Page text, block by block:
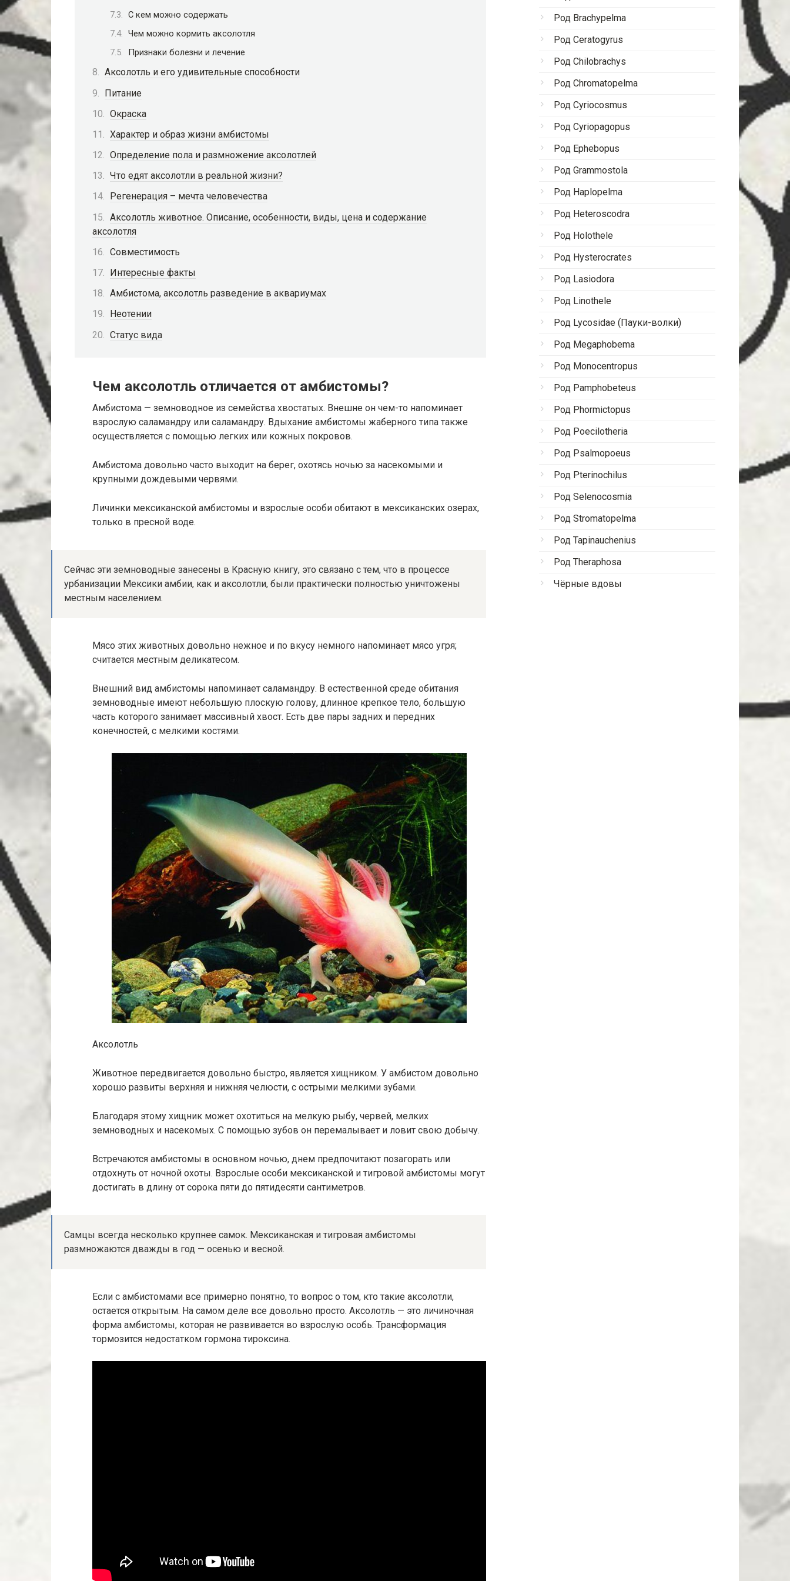
С кем можно содержать
Чем можно кормить аксолотля
Признаки болезни и лечение
Аксолотль и его удивительные способности
Питание
Окраска
Характер и образ жизни амбистомы
Определение пола и размножение аксолотлей
Что едят аксолотли в реальной жизни?
Регенерация – мечта человечества
Аксолотль животное. Описание, особенности, виды, цена и содержание
аксолотля
Совместимость
Интересные факты
Амбистома, аксолотль разведение в аквариумах
Неотении
Статус вида
Чем аксолотль отличается от амбистомы?
Амбистома — земноводное из семейства хвостатых. Внешне он чем-то напоминает
взрослую саламандру или саламандру. Вдыхание амбистомы жаберного типа также
осуществляется с помощью легких или кожных покровов.
Амбистома довольно часто выходит на берег, охотясь ночью за насекомыми и
крупными дождевыми червями.
Личинки мексиканской амбистомы и взрослые особи обитают в мексиканских озерах,
только в пресной воде.
Сейчас эти земноводные занесены в Красную книгу, это связано с тем, что в процессе
урбанизации Мексики амбии, как и аксолотли, были практически полностью уничтожены
местным населением.
Мясо этих животных довольно нежное и по вкусу немного напоминает мясо угря;
считается местным деликатесом.
Внешний вид амбистомы напоминает саламандру. В естественной среде обитания
земноводные имеют небольшую плоскую голову, длинное крепкое тело, большую
часть которого занимает массивный хвост. Есть две пары задних и передних
конечностей, с мелкими костями.
Аксолотль
Животное передвигается довольно быстро, является хищником. У амбистом довольно
хорошо развиты верхняя и нижняя челюсти, с острыми мелкими зубами.
Благодаря этому хищник может охотиться на мелкую рыбу, червей, мелких
земноводных и насекомых. С помощью зубов он перемалывает и ловит свою добычу.
Встречаются амбистомы в основном ночью, днем ​​предпочитают позагорать или
отдохнуть от ночной охоты. Взрослые особи мексиканской и тигровой амбистомы могут
достигать в длину от сорока пяти до пятидесяти сантиметров.
Самцы всегда несколько крупнее самок. Мексиканская и тигровая амбистомы
размножаются дважды в год — осенью и весной.
Если с амбистомами все примерно понятно, то вопрос о том, кто такие аксолотли,
остается открытым. На самом деле все довольно просто. Аксолотль — это личиночная
форма амбистомы, которая не развивается во взрослую особь. Трансформация
тормозится недостатком гормона тироксина.
Род Brachypelma
Род Ceratogyrus
Род Chilobrachys
Род Chromatopelma
Род Cyriocosmus
Род Cyriopagopus
Род Ephebopus
Род Grammostola
Род Haplopelma
Род Heteroscodra
Род Holothele
Род Hysterocrates
Род Lasiodora
Род Linothele
Род Lycosidae (Пауки-волки)
Род Megaphobema
Род Monocentropus
Род Pamphobeteus
Род Phormictopus
Род Poecilotheria
Род Psalmopoeus
Род Pterinochilus
Род Selenocosmia
Род Stromatopelma
Род Tapinauchenius
Род Theraphosa
Чёрные вдовы